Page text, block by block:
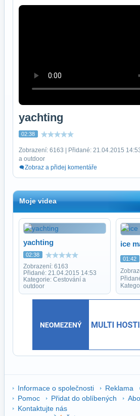
yachting
02:38
Zobrazení: 6163 | Přidané: 21.04.2015
a outdoor
Zobraz a přidej komentáře
Moje videa
yachting
02:38
Zobrazení: 6163
Přidané: 21.04.2015 14:53
Kategorie: Cestování a
outdoor
ice
01:42
Informace o společnosti Reklama
Pomoc
Přidat do oblíbených
Kontaktujte nás